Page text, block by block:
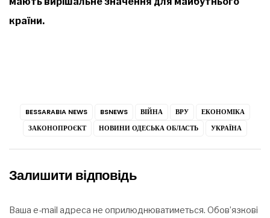
країни.
BESSARABIA NEWS BSNEWS ВІЙНА ВРУ
ЕКОНОМІКА
ЗАКОНОПРОЄКТ
НОВИНИ ОДЕСЬКА ОБЛАСТЬ УКРАЇНА
Залишити відповідь
Ваша e-mail адреса не оприлюднюватиметься. Обов’язкові